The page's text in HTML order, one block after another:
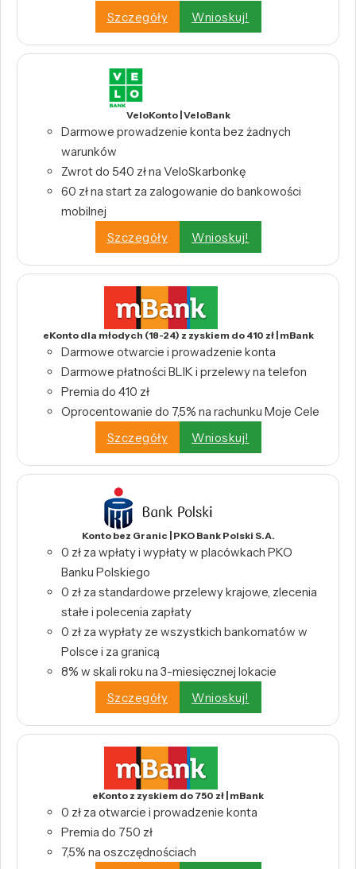
Szczegóły
Wnioskuj!
VeloKonto | VeloBank
Darmowe prowadzenie konta bez żadnych
warunków
Zwrot do 540 zł na VeloSkarbonkę
60 zł na start za zalogowanie do bankowości
mobilnej
Szczegóły
Wnioskuj!
eKonto dla młodych (18-24) z zyskiem do 410 zł | mBank
Darmowe otwarcie i prowadzenie konta
Darmowe płatności BLIK i przelewy na telefon
Premia do 410 zł
Oprocentowanie do 7,5% na rachunku Moje Cele
Szczegóły
Wnioskuj!
Konto bez Granic | PKO Bank Polski S.A.
0 zł za wpłaty i wypłaty w placówkach PKO
Banku Polskiego
0 zł za standardowe przelewy krajowe, zlecenia
stałe i polecenia zapłaty
0 zł za wypłaty ze wszystkich bankomatów w
Polsce i za granicą
8% w skali roku na 3-miesięcznej lokacie
Szczegóły
Wnioskuj!
eKonto z zyskiem do 750 zł | mBank
0 zł za otwarcie i prowadzenie konta
Premia do 750 zł
7,5% na oszczędnościach